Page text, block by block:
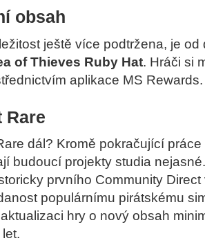
obsah
ještě více podtržena, je
of Thieves Ruby Hat. Hráči si
aplikace MS Rewards.
Rare
dál? Kromě pokračující
budoucí projekty studia
prvního Community
populárnímu pirátskému
hry o nový obsah